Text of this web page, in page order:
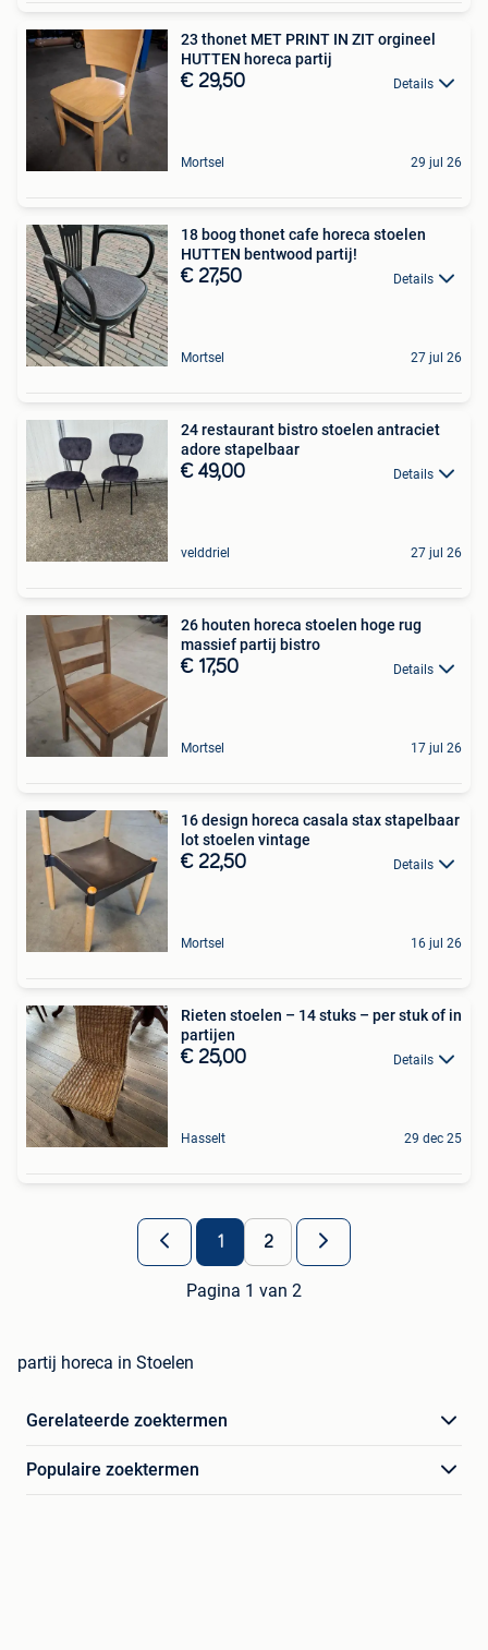
23 thonet MET PRINT IN ZIT orgineel
HUTTEN horeca partij
€ 29,50 Details
Mortsel 29 jul 26
18 boog thonet cafe horeca stoelen
HUTTEN bentwood partij!
€ 27,50 Details
Mortsel 27 jul 26
24 restaurant bistro stoelen antraciet
adore stapelbaar
€ 49,00 Details
velddriel 27 jul 26
26 houten horeca stoelen hoge rug
massief partij bistro
€ 17,50 Details
Mortsel 17 jul 26
16 design horeca casala stax stapelbaar
lot stoelen vintage
€ 22,50 Details
Mortsel 16 jul 26
Rieten stoelen – 14 stuks – per stuk of in
partijen
€ 25,00 Details
Hasselt 29 dec 25
1 2
Pagina 1 van 2
partij horeca in Stoelen
Gerelateerde zoektermen
Populaire zoektermen